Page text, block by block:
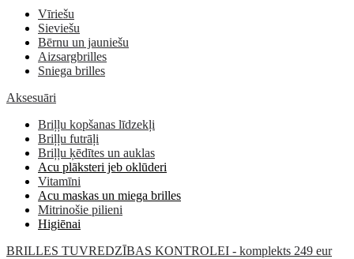
Vīriešu
Sieviešu
Bērnu un jauniešu
Aizsargbrilles
Sniega brilles
Aksesuāri
Briļļu kopšanas līdzekļi
Briļļu futrāļi
Briļļu ķēdītes un auklas
Acu plāksteri jeb oklūderi
Vitamīni
Acu maskas un miega brilles
Mitrinošie pilieni
Higiēnai
BRILLES TUVREDZĪBAS KONTROLEI - komplekts 249 eur